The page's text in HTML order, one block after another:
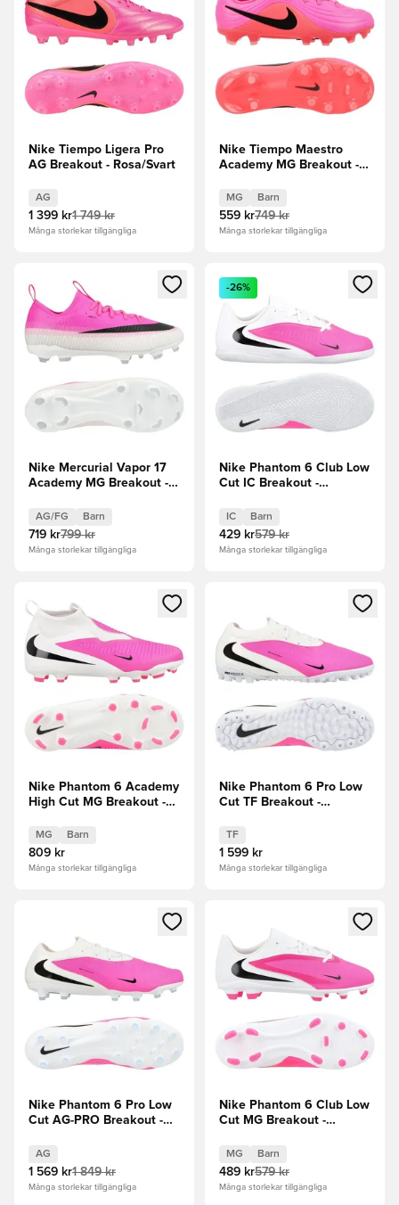
Nike Tiempo Ligera Pro
AG Breakout - Rosa/Svart
AG
1 399 kr1 749 kr
Många storlekar tillgängliga
Nike Tiempo Maestro
Academy MG Breakout -
MG Barn
559 kr749 kr
Många storlekar tillgängliga
Öppnar en Modal för att logga in eller registrera dig som
Nike Mercurial Vapor 17
Academy MG Breakout -
AG/FG Barn
719 kr799 kr
Många storlekar tillgängliga
Öppnar en Modal för att
-26%
Nike Phantom 6 Club Low
Cut IC Breakout -
IC Barn
429 kr579 kr
Många storlekar tillgängliga
Öppnar en Modal för att logga in eller registrera dig som
Nike Phantom 6 Academy
High Cut MG Breakout -
MG Barn
809 kr
Många storlekar tillgängliga
Öppnar en Modal för att
Nike Phantom 6 Pro Low
Cut TF Breakout -
TF
1 599 kr
Många storlekar tillgängliga
Öppnar en Modal för att logga in eller registrera dig som
Nike Phantom 6 Pro Low
Cut AG-PRO Breakout -
AG
1 569 kr1 849 kr
Många storlekar tillgängliga
Öppnar en Modal för att
Nike Phantom 6 Club Low
Cut MG Breakout -
MG Barn
489 kr579 kr
Många storlekar tillgängliga